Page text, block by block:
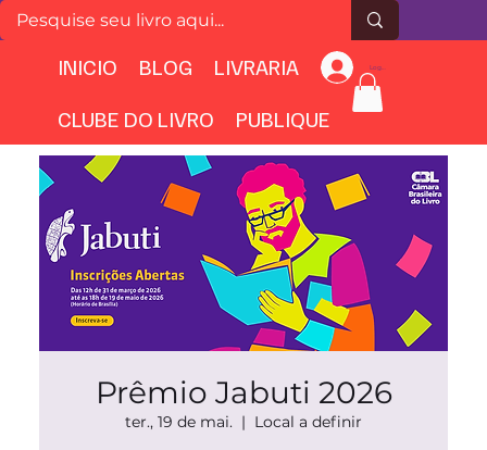
INICIO BLOG
LIVRARIA
CLUBE DO LIVRO
PUBLIQUE
Login
Prêmio Jabuti 2026
ter., 19 de mai.
  |
Local a definir